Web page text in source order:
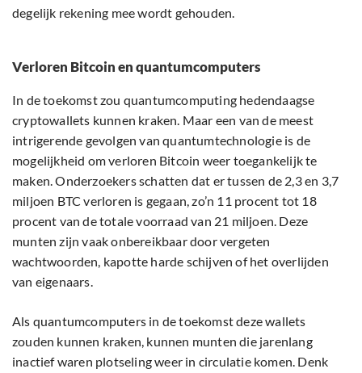
degelijk rekening mee wordt gehouden.
Verloren Bitcoin en quantumcomputers
In de toekomst zou quantumcomputing hedendaagse
cryptowallets kunnen kraken. Maar een van de meest
intrigerende gevolgen van quantumtechnologie is de
mogelijkheid om verloren Bitcoin weer toegankelijk te
maken. Onderzoekers schatten dat er tussen de 2,3 en 3,7
miljoen BTC verloren is gegaan, zo’n 11 procent tot 18
procent van de totale voorraad van 21 miljoen. Deze
munten zijn vaak onbereikbaar door vergeten
wachtwoorden, kapotte harde schijven of het overlijden
van eigenaars.
Als quantumcomputers in de toekomst deze wallets
zouden kunnen kraken, kunnen munten die jarenlang
inactief waren plotseling weer in circulatie komen. Denk